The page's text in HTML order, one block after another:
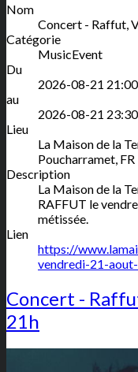
Nom
Concert - Raffut,
Catégorie
MusicEvent
Du
2026-08-21
au
2026-08-21
Lieu
La Maison de la
Poucharramet, FR
Description
La Maison de la
RAFFUT le
métissée.
Lien
https://
vendredi-21-
Concert -
21h